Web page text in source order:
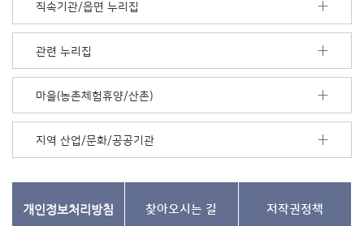
더
기
직속기관/읍면 누리집
관련 누리집
마을(농촌체험휴양/산촌)
지역 산업/문화/공공기관
개인정보처리방침 찾아오시는 길 저작권정책